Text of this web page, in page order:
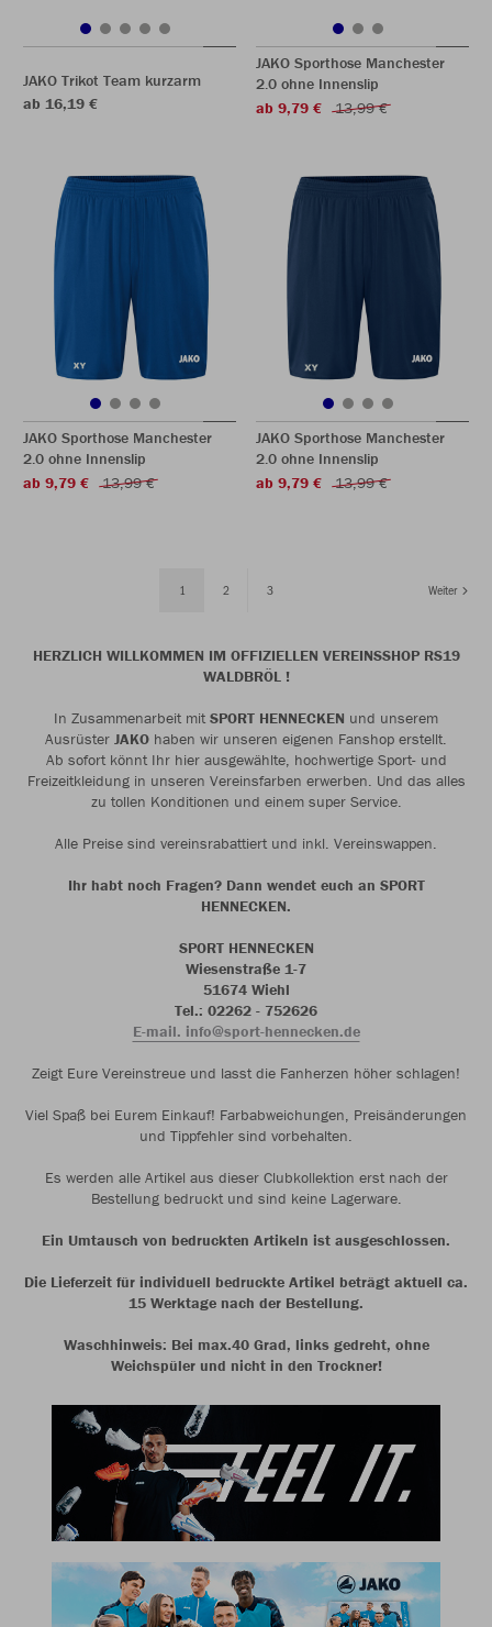
JAKO Trikot Team kurzarm
ab 16,19 €
JAKO Sporthose Manchester
2.0 ohne Innenslip
ab 9,79 €
13,99 €
JAKO Sporthose Manchester
2.0 ohne Innenslip
ab 9,79 €
13,99 €
JAKO Sporthose Manchester
2.0 ohne Innenslip
ab 9,79 €
13,99 €
1 2 3 Weiter
HERZLICH WILLKOMMEN IM OFFIZIELLEN VEREINSSHOP RS19
WALDBRÖL !
In Zusammenarbeit mit SPORT HENNECKEN und unserem
Ausrüster JAKO haben wir unseren eigenen Fanshop erstellt.
Ab sofort könnt Ihr hier ausgewählte, hochwertige Sport- und
Freizeitkleidung in unseren Vereinsfarben erwerben. Und das alles
zu tollen Konditionen und einem super Service.
Alle Preise sind vereinsrabattiert und inkl. Vereinswappen.
Ihr habt noch Fragen? Dann wendet euch an SPORT
HENNECKEN.
SPORT HENNECKEN
Wiesenstraße 1-7
51674 Wiehl
Tel.: 02262 - 752626
E-mail. info@sport-hennecken.de
Zeigt Eure Vereinstreue und lasst die Fanherzen höher schlagen!
Viel Spaß bei Eurem Einkauf! Farbabweichungen, Preisänderungen
und Tippfehler sind vorbehalten.
Es werden alle Artikel aus dieser Clubkollektion erst nach der
Bestellung bedruckt und sind keine Lagerware.
Ein Umtausch von bedruckten Artikeln ist ausgeschlossen.
Die Lieferzeit für individuell bedruckte Artikel beträgt aktuell ca.
15 Werktage nach der Bestellung.
Waschhinweis: Bei max.40 Grad, links gedreht, ohne
Weichspüler und nicht in den Trockner!